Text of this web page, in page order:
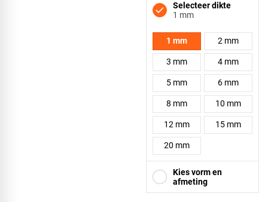
Selecteer dikte
1 mm
1 mm 2 mm
3 mm 4 mm
5 mm 6 mm
8 mm 10 mm
12 mm 15 mm
20 mm
Kies vorm en
afmeting